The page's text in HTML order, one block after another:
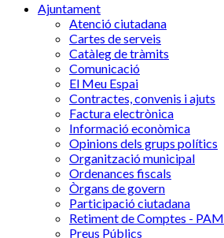
Ajuntament
Atenció ciutadana
Cartes de serveis
Catàleg de tràmits
Comunicació
El Meu Espai
Contractes, convenis i ajuts
Factura electrònica
Informació econòmica
Opinions dels grups polítics
Organització municipal
Ordenances fiscals
Òrgans de govern
Participació ciutadana
Retiment de Comptes - PAM
Preus Públics